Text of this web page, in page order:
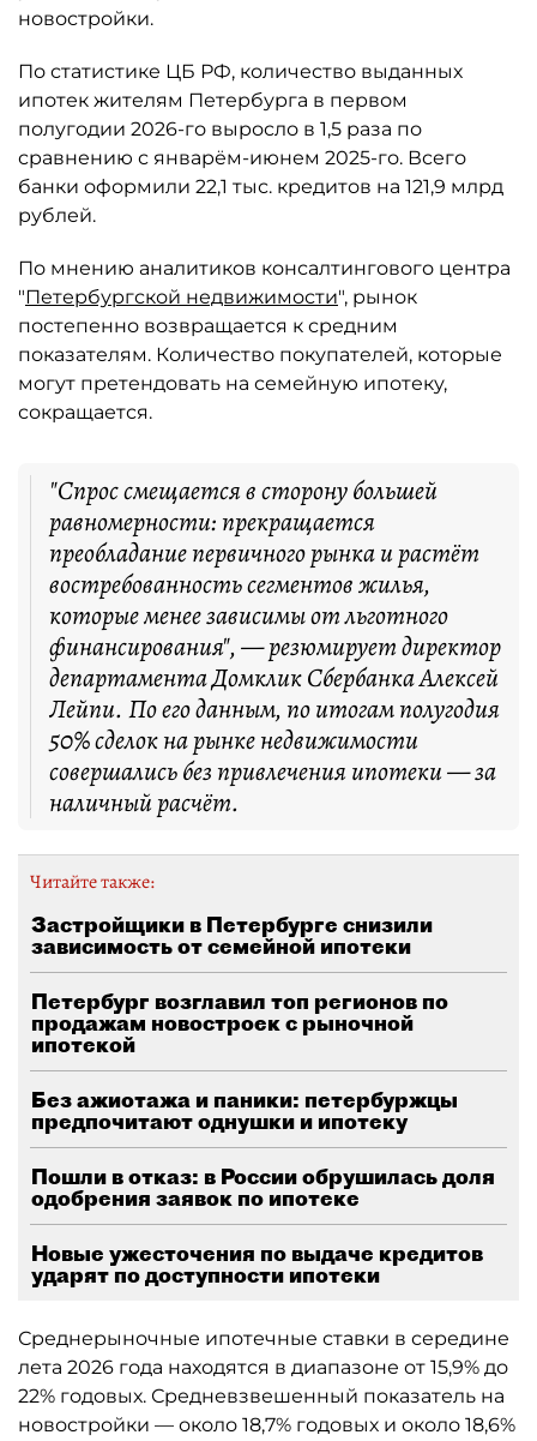
новостройки.
По статистике ЦБ РФ, количество выданных
ипотек жителям Петербурга в первом
полугодии 2026-го выросло в 1,5 раза по
сравнению с январём-июнем 2025-го. Всего
банки оформили 22,1 тыс. кредитов на 121,9 млрд
рублей.
По мнению аналитиков консалтингового центра
"Петербургской недвижимости", рынок
постепенно возвращается к средним
показателям. Количество покупателей, которые
могут претендовать на семейную ипотеку,
сокращается.
"Спрос смещается в сторону большей
равномерности: прекращается
преобладание первичного рынка и растёт
востребованность сегментов жилья,
которые менее зависимы от льготного
финансирования", — резюмирует директор
департамента Домклик Сбербанка Алексей
Лейпи. По его данным, по итогам полугодия
50% сделок на рынке недвижимости
совершались без привлечения ипотеки — за
наличный расчёт.
Читайте также:
Застройщики в Петербурге снизили
зависимость от семейной ипотеки
Петербург возглавил топ регионов по
продажам новостроек с рыночной
ипотекой
Без ажиотажа и паники: петербуржцы
предпочитают однушки и ипотеку
Пошли в отказ: в России обрушилась доля
одобрения заявок по ипотеке
Новые ужесточения по выдаче кредитов
ударят по доступности ипотеки
Среднерыночные ипотечные ставки в середине
лета 2026 года находятся в диапазоне от 15,9% до
22% годовых. Средневзвешенный показатель на
новостройки — около 18,7% годовых и около 18,6%